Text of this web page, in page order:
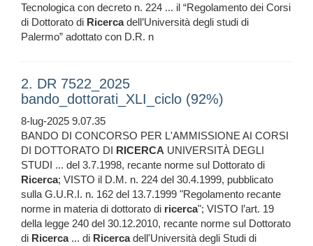
Tecnologica con decreto n. 224 ... il “Regolamento dei Corsi
di Dottorato di Ricercadell’Università degli studi di
Palermo” adottato con D.R. n
2. DR 7522_2025
bando_dottorati_XLI_ciclo (92%)
8-lug-2025 9.07.35
BANDO DI CONCORSO PER L'AMMISSIONE AI CORSI
DI DOTTORATO DI RICERCA UNIVERSITÀ DEGLI
STUDI ... del 3.7.1998, recante norme sul Dottorato di
Ricerca; VISTO il D.M. n. 224 del 30.4.1999, pubblicato
sulla G.U.R.I. n. 162 del 13.7.1999 "Regolamento recante
norme in materia di dottorato di ricerca"; VISTO l’art. 19
della legge 240 del 30.12.2010, recante norme sul Dottorato
di Ricerca... di Ricercadell'Università degli Studi di